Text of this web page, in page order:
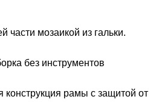
части мозаикой из гальки.
без инструментов
конструкция рамы с защитой от